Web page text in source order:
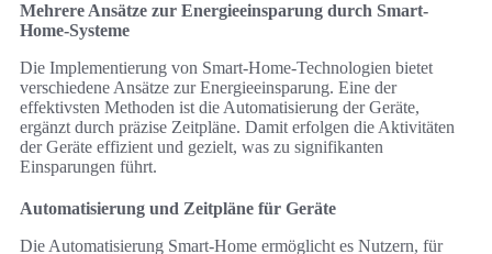
Mehrere Ansätze zur Energieeinsparung durch Smart-
Home-Systeme
Die Implementierung von Smart-Home-Technologien bietet
verschiedene Ansätze zur Energieeinsparung. Eine der
effektivsten Methoden ist die Automatisierung der Geräte,
ergänzt durch präzise Zeitpläne. Damit erfolgen die Aktivitäten
der Geräte effizient und gezielt, was zu signifikanten
Einsparungen führt.
Automatisierung und Zeitpläne für Geräte
Die Automatisierung Smart-Home ermöglicht es Nutzern, für